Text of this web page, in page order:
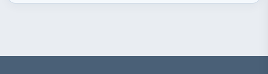
Джунхо (Heo Joon Ho),Хо Намджун (Heo Nam Jun),Чан
Чон Хеён (Jung Hye Young),Чон Хэин (Jung Hae In),Чон